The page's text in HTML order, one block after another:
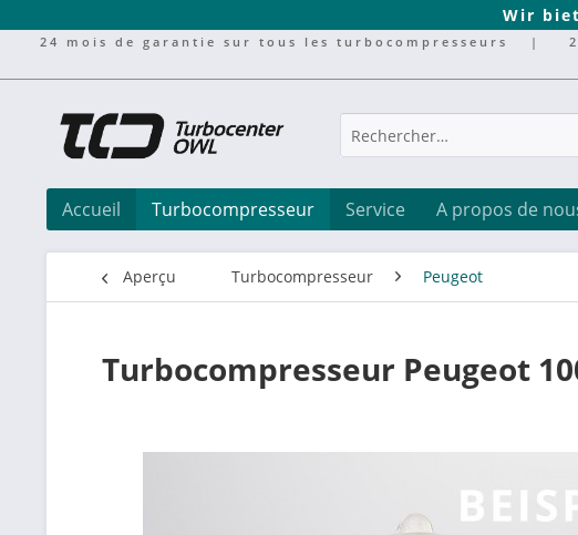
Wir
24 mois de garantie sur tous les turbocompresseurs |
Accueil Turbocompresseur Service A propos de
Aperçu Turbocompresseur Peugeot
Turbocompresseur Peugeot